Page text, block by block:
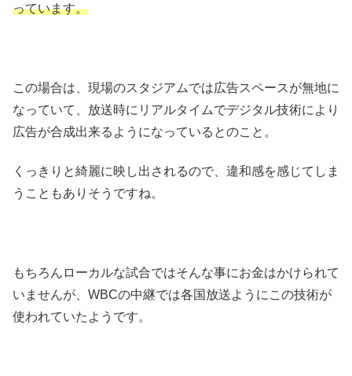
っています。
この場合は、現場のスタジアムでは広告スペースが無地に
なっていて、放送時にリアルタイムでデジタル技術により
広告が合成出来るようになっているとのこと。
くっきりと綺麗に映し出されるので、違和感を感じてしま
うこともありそうですね。
もちろんローカルな試合ではそんな事にお金はかけられて
いませんが、WBCの中継では各国放送ようにこの技術が
使われていたようです。